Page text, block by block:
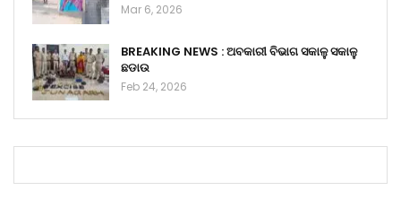
Mar 6, 2026
BREAKING NEWS : ଅବକାରୀ ବିଭାଗ ସକାଳୁ ସକାଳୁ
ଛଡାଉ
Feb 24, 2026